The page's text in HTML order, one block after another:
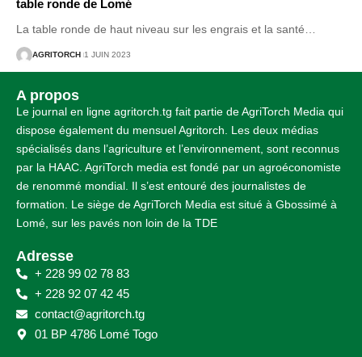
table ronde de Lomé
La table ronde de haut niveau sur les engrais et la santé
AGRITORCH 1 JUIN 2023
A propos
Le journal en ligne agritorch.tg fait partie de AgriTorch Media qui
dispose également du mensuel Agritorch. Les deux médias
spécialisés dans l’agriculture et l’environnement, sont reconnus
par la HAAC. AgriTorch media est fondé par un agroéconomiste
de renommé mondial. Il s’est entouré des journalistes de
formation. Le siège de AgriTorch Media est situé à Gbossimé à
Lomé, sur les pavés non loin de la TDE
Adresse
+ 228 99 02 78 83
+ 228 92 07 42 45
contact@agritorch.tg
01 BP 4786 Lomé Togo